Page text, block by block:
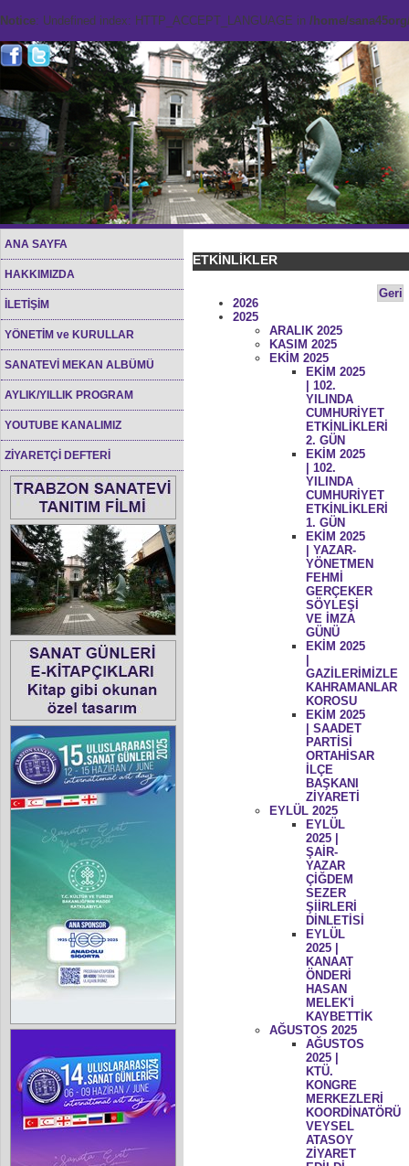
Notice: Undefined index: HTTP_ACCEPT_LANGUAGE in /home/
ANA SAYFA
HAKKIMIZDA
İLETİŞİM
YÖNETİM ve KURULLAR
SANATEVİ MEKAN ALBÜMÜ
AYLIK/YILLIK PROGRAM
YOUTUBE KANALIMIZ
ZİYARETÇİ DEFTERİ
ETKİNLİKLER
Geri
2026
2025
ARALIK 2025
KASIM 2025
EKİM 2025
EKİM 2025
| 102.
YILINDA
CUMHURİYET
ETKİNLİKLERİ
2. GÜN
EKİM 2025
| 102.
YILINDA
CUMHURİYET
ETKİNLİKLERİ
1. GÜN
EKİM 2025
| YAZAR-
YÖNETMEN
FEHMİ
GERÇEKER
SÖYLEŞİ
VE İMZA
GÜNÜ
EKİM 2025
GAZİLERİMİZLE
KAHRAMANLAR
KOROSU
EKİM 2025
| SAADET
PARTİSİ
ORTAHİSAR
İLÇE
BAŞKANI
ZİYARETİ
EYLÜL 2025
EYLÜL
2025 |
ŞAİR-
YAZAR
ÇİĞDEM
SEZER
ŞİİRLERİ
DİNLETİSİ
EYLÜL
2025 |
KANAAT
ÖNDERİ
HASAN
MELEK'İ
KAYBETTİK
AĞUSTOS 2025
AĞUSTOS
2025 |
KTÜ.
KONGRE
MERKEZLERİ
KOORDİNATÖRÜ
VEYSEL
ATASOY
ZİYARET